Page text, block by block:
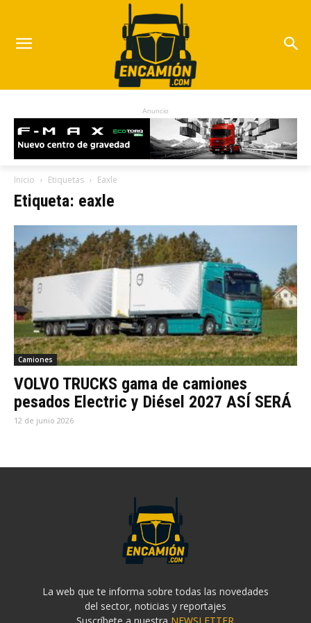
Anuncio
Inicio Etiquetas Eaxle
Etiqueta: eaxle
Camiones
VOLVO TRUCKS gama de camiones
pesados Electric y Diésel 2027 ASÍ SERÁ
12 de junio 2026
La web que te informa sobre todas las novedades
del sector, noticias y reportajes